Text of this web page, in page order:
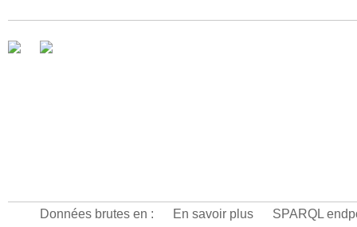
Données brutes en :
En savoir plus SPARQL